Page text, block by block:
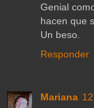
Genial
hacen que
Un beso.
Responder
Mariana